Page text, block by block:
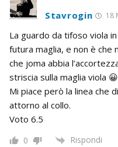
Stavrogin 18
La guardo da tifoso viola
futura maglia, e non è che
che joma abbia
striscia sulla maglia viola 😀
Mi piace però la linea che
attorno al collo.
Voto 6.5
0 Rispondi